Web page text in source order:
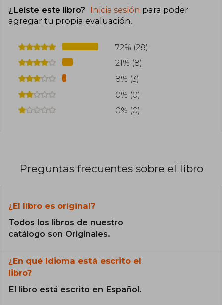
¿Leíste este libro? Inicia sesión para poder
agregar tu propia evaluación.
72% (28)
21% (8)
8% (3)
0% (0)
0% (0)
Preguntas frecuentes sobre el libro
¿El libro es original?
Todos los libros de nuestro
catálogo son Originales.
¿En qué Idioma está escrito el
libro?
El libro está escrito en Español.